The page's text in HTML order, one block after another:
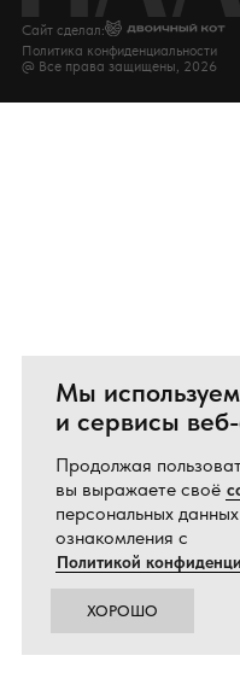
@ Все права защищены, 2026
Политика конфиденциальности
Сайт сделал:
Мы
и сервисы
Продолжая
вы выражаете своё
персональных
ознакомления с
Политикой
ХОРОШО